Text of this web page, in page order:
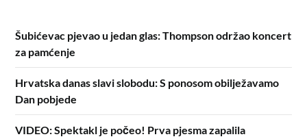
Šubićevac pjevao u jedan glas: Thompson održao koncert
za pamćenje
Hrvatska danas slavi slobodu: S ponosom obilježavamo
Dan pobjede
VIDEO: Spektakl je počeo! Prva pjesma zapalila